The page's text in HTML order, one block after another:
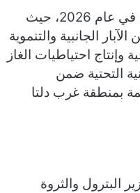
ومن المخطط أن تبدأ العمليات في عام 2026، حيث
الجانبية والتنموية
احتياطيات الغاز
التحتية ضمن
بمنطقة غرب دلتا
البترول والثروة